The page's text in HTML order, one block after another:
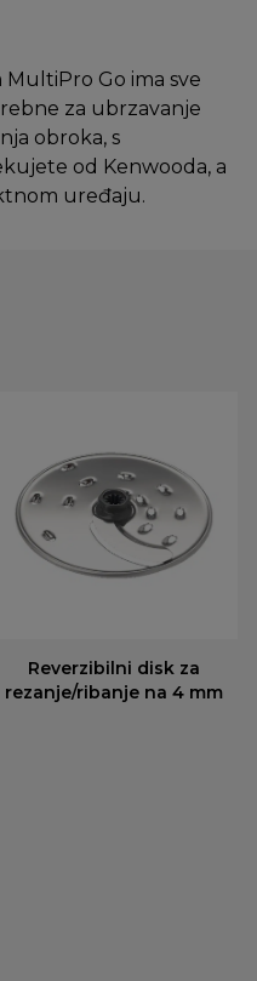
MultiPro Go ima sve
za ubrzavanje
obroka, s
od Kenwooda, a
uređaju.
Reverzibilni disk za
rezanje/ribanje na 4 mm